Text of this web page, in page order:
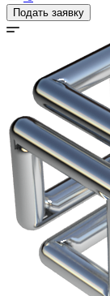
Подать заявку